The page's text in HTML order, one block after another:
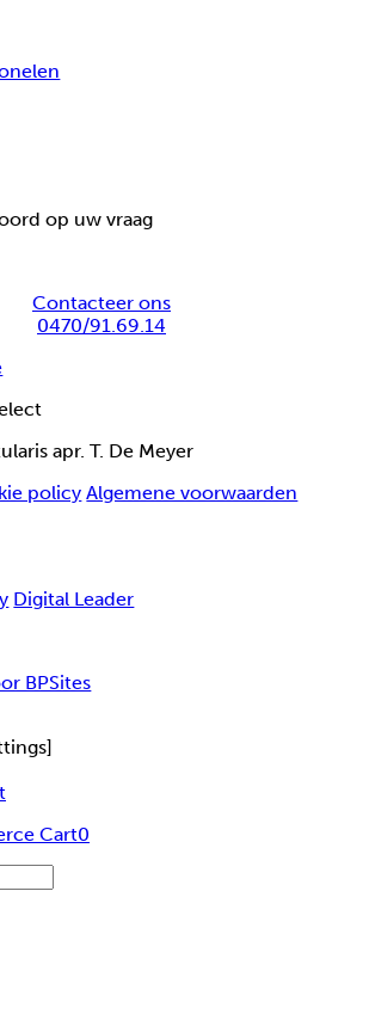
op uw vraag
Contacteer ons
0470/91.69.14
apr. T. De Meyer
policy Algemene voorwaarden
Digital Leader
BPSites
Cart0